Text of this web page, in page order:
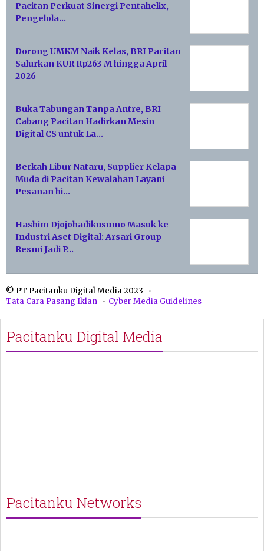
Pacitan Perkuat Sinergi Pentahelix,
Pengelola…
Dorong UMKM Naik Kelas, BRI Pacitan
Salurkan KUR Rp263 M hingga April
2026
Buka Tabungan Tanpa Antre, BRI
Cabang Pacitan Hadirkan Mesin
Digital CS untuk La…
Berkah Libur Nataru, Supplier Kelapa
Muda di Pacitan Kewalahan Layani
Pesanan hi…
Hashim Djojohadikusumo Masuk ke
Industri Aset Digital: Arsari Group
Resmi Jadi P…
© PT Pacitanku Digital Media 2023
Tata Cara Pasang Iklan
Cyber Media Guidelines
Pacitanku Digital Media
Pacitanku Networks